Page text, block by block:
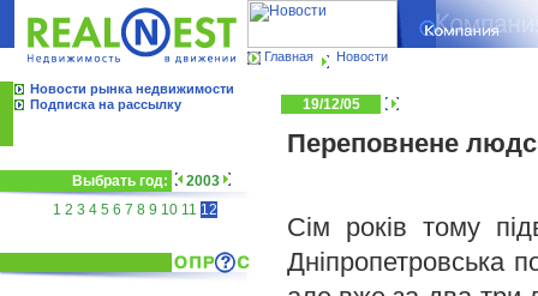
Главная Новости
Новости рынка недвижимости
Подписка на рассылку
Выбрать год:
2003
1 2 3 4 5 6 7 8 9 10 11 12
19/12/05
Переповнене
Сім років тому
Дніпропетровська